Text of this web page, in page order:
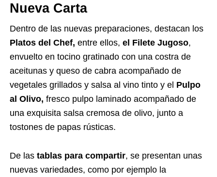
Nueva Carta
Dentro de las nuevas preparaciones, destacan los
Platos del Chef, entre ellos, el Filete Jugoso,
envuelto en tocino gratinado con una costra de
aceitunas y queso de cabra acompañado de
vegetales grillados y salsa al vino tinto y el Pulpo
al Olivo, fresco pulpo laminado acompañado de
una exquisita salsa cremosa de olivo, junto a
tostones de papas rústicas.
De las tablas para compartir, se presentan unas
nuevas variedades, como por ejemplo la